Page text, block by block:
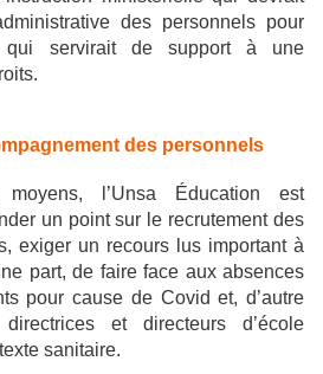
des personnels pour
qui servirait de support à une
des personnels
moyens, l’Unsa Éducation est
un point sur le recrutement des
exiger un recours lus important à
part, de faire face aux absences
pour cause de Covid et, d’autre
et directeurs d’école
sanitaire.